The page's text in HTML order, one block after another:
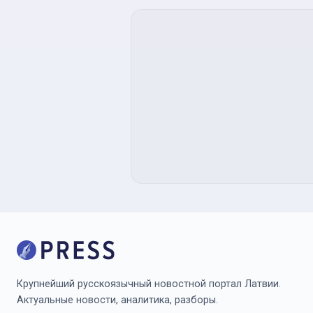
Крупнейший русскоязычный новостной портал Латвии.
Актуальные новости, аналитика, разборы.